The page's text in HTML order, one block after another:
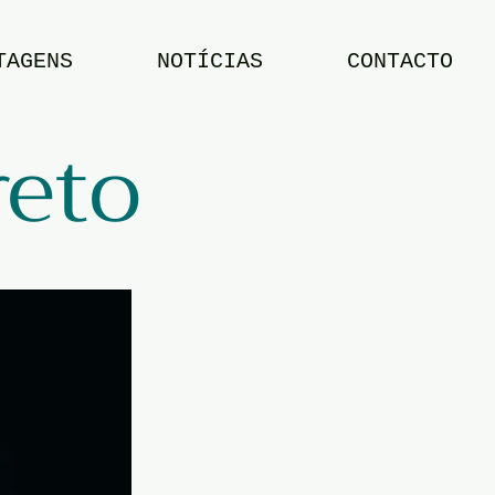
NOTÍCIAS CONTACTO